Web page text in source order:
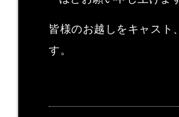
皆様のお越しをキャスト
す。